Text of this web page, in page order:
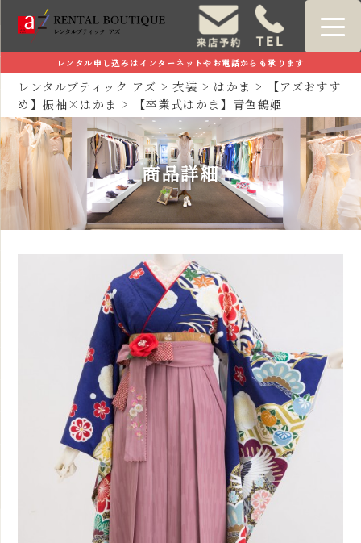
レンタル申し込みはインターネットやお電話からも承ります
レンタルブティック アズ >衣装 > はかま >
【アズおすす
め】振袖×はかま > 【卒業式はかま】青色鶴姫
商品詳細